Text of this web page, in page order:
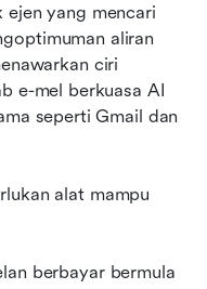
ejen yang mencari
aliran
ciri
e-mel berkuasa AI
seperti Gmail dan
alat mampu
berbayar bermula